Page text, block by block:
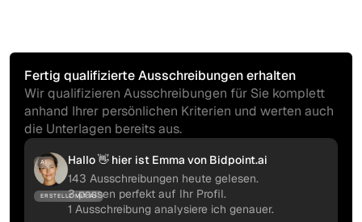
Fertig qualifizierte Ausschreibungen erhalten
Wir qualifizieren Ausschreibungen für Sie komplett
anhand Ihrer persönlichen Kriterien und werten auch
die Unterlagen bereits aus.
AI
ERSTELLT MIT AI
Hallo 👋 hier ist Emma von Bidpoint.ai
143 Ausschreibungen heute gelesen.
3 passen perfekt auf Ihr Profil.
1 Ausschreibung analysiere ich genauer.